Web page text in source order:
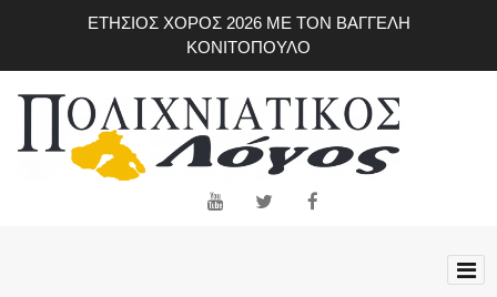
ΕΤΗΣΙΟΣ ΧΟΡΟΣ 2026 ΜΕ ΤΟΝ ΒΑΓΓΕΛΗ
ΚΟΝΙΤΟΠΟΥΛΟ